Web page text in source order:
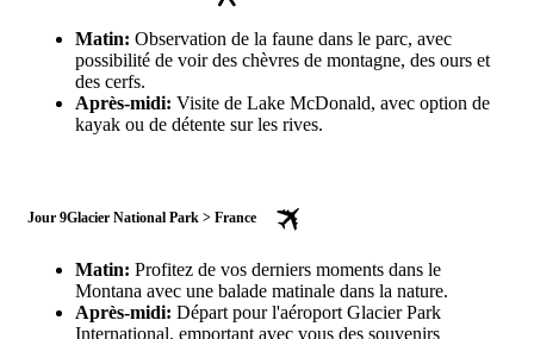
Matin: Observation de la faune dans le parc, avec
possibilité de voir des chèvres de montagne, des ours et
des cerfs.
Après-midi: Visite de Lake McDonald, avec option de
kayak ou de détente sur les rives.
Jour 9Glacier National Park > France
Matin: Profitez de vos derniers moments dans le
Montana avec une balade matinale dans la nature.
Après-midi: Départ pour l'aéroport Glacier Park
International, emportant avec vous des souvenirs